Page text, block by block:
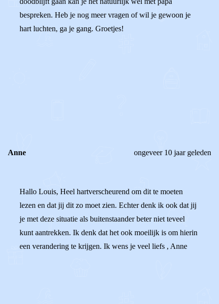
bespreken. Heb je nog meer vragen of wil je gewoon je
hart luchten, ga je gang. Groetjes!
Anne ongeveer 10 jaar geleden
Hallo Louis, Heel hartverscheurend om dit te moeten
lezen en dat jij dit zo moet zien. Echter denk ik ook dat jij
je met deze situatie als buitenstaander beter niet teveel
kunt aantrekken. Ik denk dat het ook moeilijk is om hierin
een verandering te krijgen. Ik wens je veel liefs , Anne